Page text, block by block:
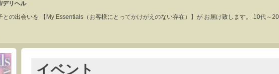
リヘル
との出会いを 【My Essentials（お客様にとってかけがえのない存在）】が お届け致します。 10代～
イベント